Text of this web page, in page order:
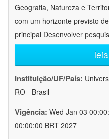
Geografia, Natureza e
com um horizonte previsto
principal Desenvolver
Instituição/UF/País:
RO - Brasil
Vigência: Wed Jan 03
00:00:00 BRT 2027